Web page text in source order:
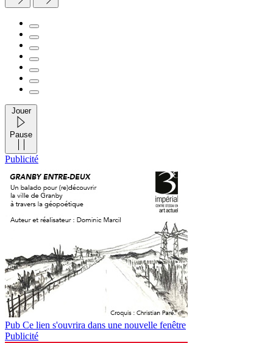
Jouer
Pause
Publicité
Pub Ce lien s'ouvrira dans une nouvelle fenêtre
Publicité